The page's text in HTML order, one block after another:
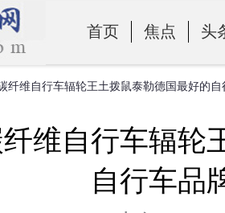
首页 焦点 头
零部件
纤维自行车辐轮王土拨鼠泰勒德国最好的
维自行车辐轮
自行车品